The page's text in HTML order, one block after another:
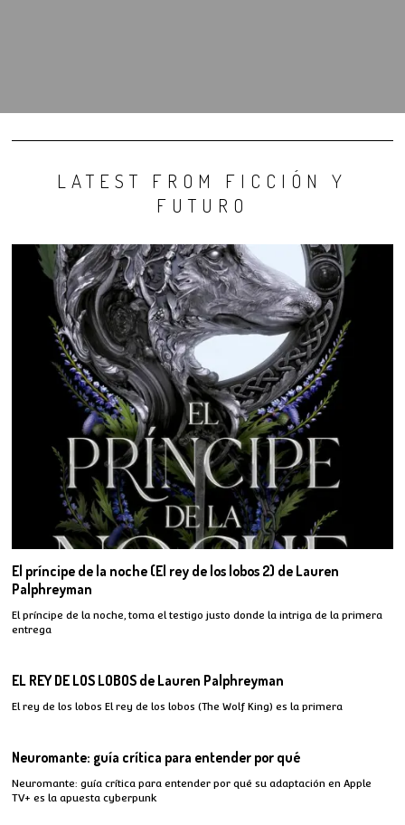
LATEST FROM FICCIÓN Y
FUTURO
El príncipe de la noche (El rey de los lobos 2) de Lauren
Palphreyman
El príncipe de la noche, toma el testigo justo donde la intriga de la primera
entrega
EL REY DE LOS LOBOS de Lauren Palphreyman
El rey de los lobos El rey de los lobos (The Wolf King) es la primera
Neuromante: guía crítica para entender por qué
Neuromante: guía crítica para entender por qué su adaptación en Apple
TV+ es la apuesta cyberpunk